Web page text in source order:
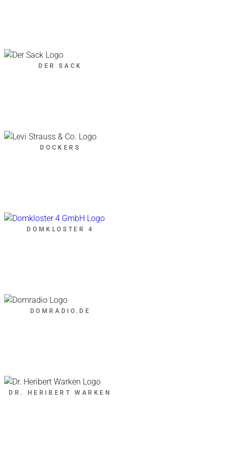
DER SACK
DOCKERS
DOMKLOSTER 4
DOMRADIO.DE
DR. HERIBERT WARKEN